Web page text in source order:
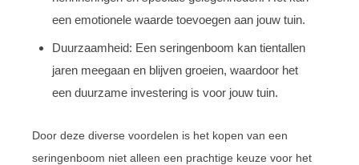
een emotionele waarde toevoegen aan jouw tuin.
Duurzaamheid: Een seringenboom kan tientallen
jaren meegaan en blijven groeien, waardoor het
een duurzame investering is voor jouw tuin.
Door deze diverse voordelen is het kopen van een
seringenboom niet alleen een prachtige keuze voor het